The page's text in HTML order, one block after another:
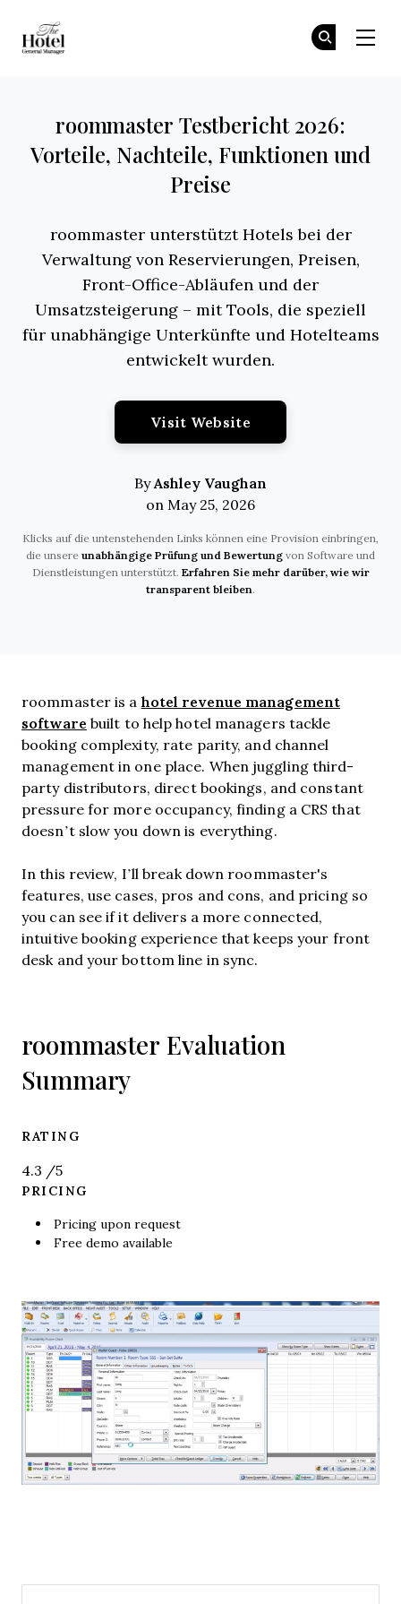
roommaster Testbericht 2026:
Vorteile, Nachteile, Funktionen und
Preise
roommaster unterstützt Hotels bei der
Verwaltung von Reservierungen, Preisen,
Front-Office-Abläufen und der
Umsatzsteigerung – mit Tools, die speziell
für unabhängige Unterkünfte und Hotelteams
entwickelt wurden.
Visit Website
ByAshley Vaughan
on May 25, 2026
Klicks auf die untenstehenden Links können eine Provision einbringen,
die unsereunabhängige Prüfung und Bewertungvon Software und
Dienstleistungen unterstützt. Erfahren Sie mehr darüber, wie wir
transparent bleiben.
roommaster is a hotel revenue management
software built to help hotel managers tackle
booking complexity, rate parity, and channel
management in one place. When juggling third-
party distributors, direct bookings, and constant
pressure for more occupancy, finding a CRS that
doesn’t slow you down is everything.
In this review, I’ll break down roommaster's
features, use cases, pros and cons, and pricing so
you can see if it delivers a more connected,
intuitive booking experience that keeps your front
desk and your bottom line in sync.
roommaster Evaluation
Summary
RATING
4.3 /5
PRICING
Pricing upon request
Free demo available